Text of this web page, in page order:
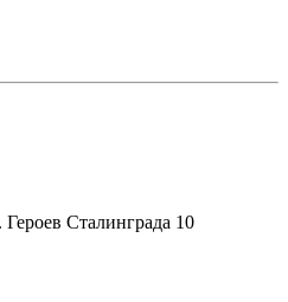
Сталинграда 10